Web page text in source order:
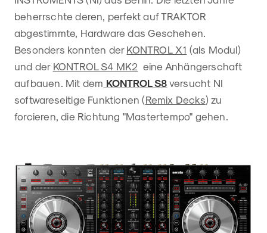
beherrschte deren, perfekt auf TRAKTOR
abgestimmte, Hardware das Geschehen.
Besonders konnten der KONTROL X1 (als Modul)
und der KONTROL S4 MK2 eine Anhängerschaft
aufbauen. Mit dem KONTROL S8 versucht NI
softwareseitige Funktionen (Remix Decks) zu
forcieren, die Richtung "Mastertempo" gehen.